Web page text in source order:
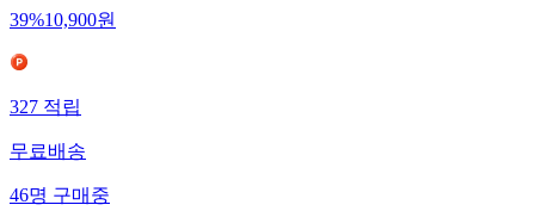
39%10,900원
327 적립
무료배송
46명 구매중